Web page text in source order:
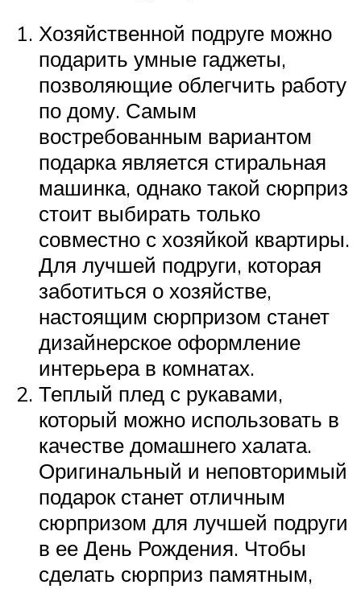
Хозяйственной подруге можно
подарить умные гаджеты,
позволяющие облегчить работу
по дому. Самым
востребованным вариантом
подарка является стиральная
машинка, однако такой сюрприз
стоит выбирать только
совместно с хозяйкой квартиры.
Для лучшей подруги, которая
заботиться о хозяйстве,
настоящим сюрпризом станет
дизайнерское оформление
интерьера в комнатах.
Теплый плед с рукавами,
который можно использовать в
качестве домашнего халата.
Оригинальный и неповторимый
подарок станет отличным
сюрпризом для лучшей подруги
в ее День Рождения. Чтобы
сделать сюрприз памятным,